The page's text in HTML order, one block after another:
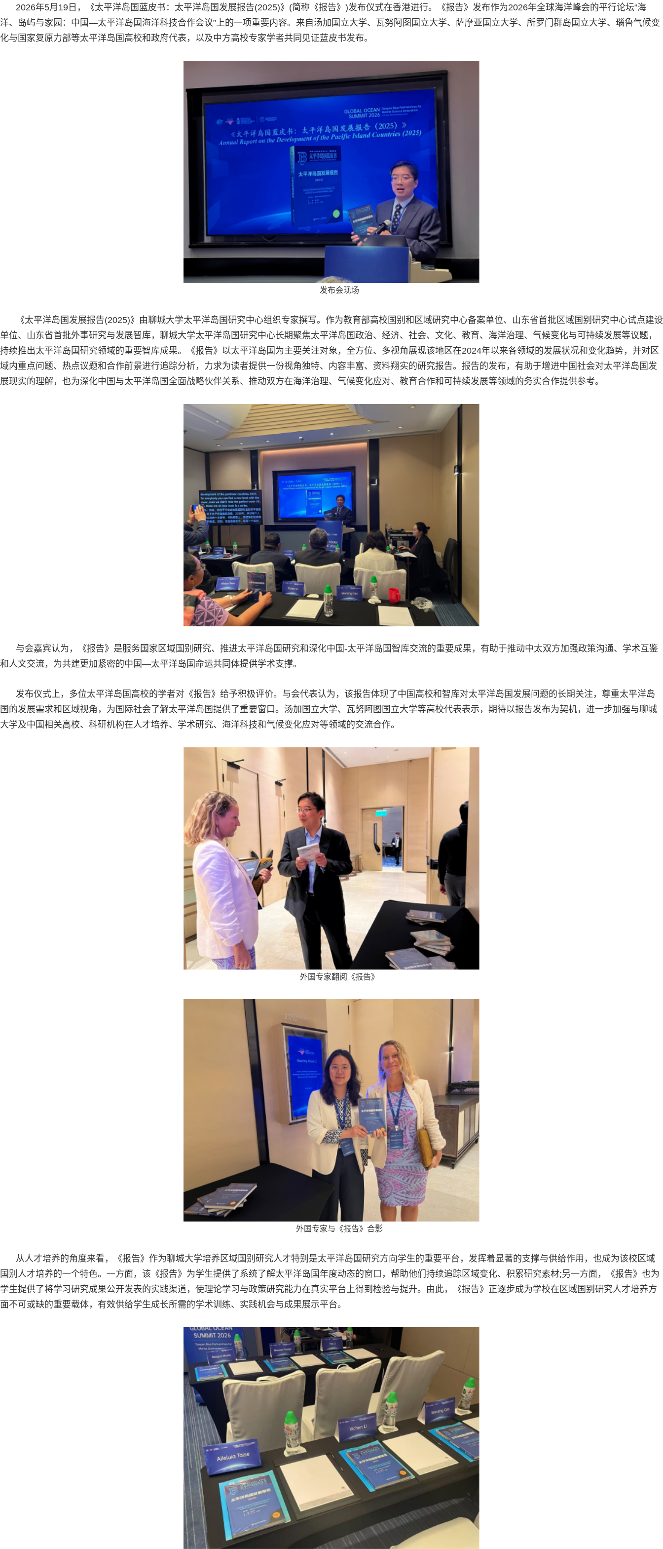
2026年5月19日，《太平洋岛国蓝皮书：太平洋岛国发展报告(2025)》(简称《报告》)发布仪式在香港进行。《报告》发布作为2026年全球海洋峰会的平行论坛“海
洋、岛屿与家园：中国—太平洋岛国海洋科技合作会议”上的一项重要内容。来自汤加国立大学、瓦努阿图国立大学、萨摩亚国立大学、所罗门群岛国立大学、瑙鲁气候变
化与国家复原力部等太平洋岛国高校和政府代表，以及中方高校专家学者共同见证蓝皮书发布。
发布会现场
《太平洋岛国发展报告(2025)》由聊城大学太平洋岛国研究中心组织专家撰写。作为教育部高校国别和区域研究中心备案单位、山东省首批区域国别研究中心试点建设
单位、山东省首批外事研究与发展智库，聊城大学太平洋岛国研究中心长期聚焦太平洋岛国政治、经济、社会、文化、教育、海洋治理、气候变化与可持续发展等议题，
持续推出太平洋岛国研究领域的重要智库成果。《报告》以太平洋岛国为主要关注对象，全方位、多视角展现该地区在2024年以来各领域的发展状况和变化趋势，并对区
域内重点问题、热点议题和合作前景进行追踪分析，力求为读者提供一份视角独特、内容丰富、资料翔实的研究报告。报告的发布，有助于增进中国社会对太平洋岛国发
展现实的理解，也为深化中国与太平洋岛国全面战略伙伴关系、推动双方在海洋治理、气候变化应对、教育合作和可持续发展等领域的务实合作提供参考。
与会嘉宾认为，《报告》是服务国家区域国别研究、推进太平洋岛国研究和深化中国-太平洋岛国智库交流的重要成果，有助于推动中太双方加强政策沟通、学术互鉴
和人文交流，为共建更加紧密的中国—太平洋岛国命运共同体提供学术支撑。
发布仪式上，多位太平洋岛国高校的学者对《报告》给予积极评价。与会代表认为，该报告体现了中国高校和智库对太平洋岛国发展问题的长期关注，尊重太平洋岛
国的发展需求和区域视角，为国际社会了解太平洋岛国提供了重要窗口。汤加国立大学、瓦努阿图国立大学等高校代表表示，期待以报告发布为契机，进一步加强与聊城
大学及中国相关高校、科研机构在人才培养、学术研究、海洋科技和气候变化应对等领域的交流合作。
外国专家翻阅《报告》
外国专家与《报告》合影
从人才培养的角度来看，《报告》作为聊城大学培养区域国别研究人才特别是太平洋岛国研究方向学生的重要平台，发挥着显著的支撑与供给作用，也成为该校区域
国别人才培养的一个特色。一方面，该《报告》为学生提供了系统了解太平洋岛国年度动态的窗口，帮助他们持续追踪区域变化、积累研究素材;另一方面，《报告》也为
学生提供了将学习研究成果公开发表的实践渠道，使理论学习与政策研究能力在真实平台上得到检验与提升。由此，《报告》正逐步成为学校在区域国别研究人才培养方
面不可或缺的重要载体，有效供给学生成长所需的学术训练、实践机会与成果展示平台。